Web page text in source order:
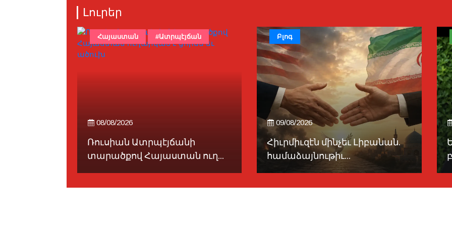
Լուրեր
08/08/2026
Ռուսիան Ատրպէյճանի
տարածքով Հայաստան ուղ...
Հայաստան #Ատրպէյճան
09/08/2026
Հիւրմիւզէն մինչեւ Լիբանան.
համաձայնութիւ...
Բլոգ